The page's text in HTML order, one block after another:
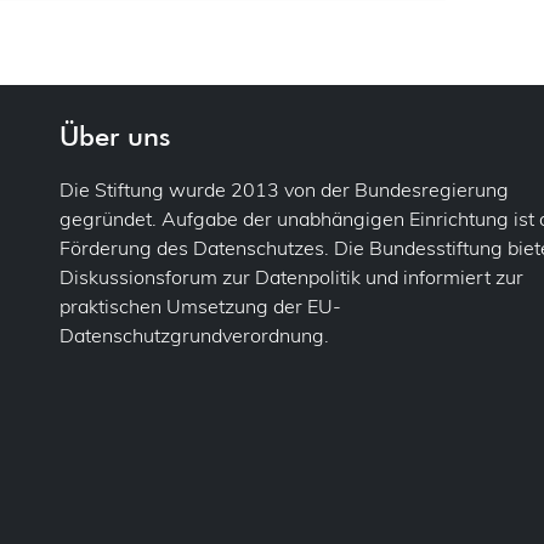
Über uns
Die Stiftung wurde 2013 von der Bundesregierung
gegründet. Aufgabe der unabhängigen Einrichtung ist
Förderung des Datenschutzes. Die Bundesstiftung
Diskussionsforum zur Datenpolitik und informiert zur
praktischen Umsetzung der EU-
Datenschutzgrundverordnung.